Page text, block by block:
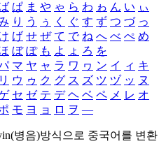
ぱ ま や ゃ ら わ ゎ ん い ぃ
り う ぅ く ぐ す ず つ づ っ
げ せ ぜ て で ね へ べ ぺ め
ぼ ぽ も よ ょ ろ を
マ ヤ ャ ラ ワ ヮ ン イ ィ キ
リ ウ ゥ ク グ ス ズ ツ ヅ ッ ヌ
セ ゼ テ デ ヘ ベ ペ メ レ オ
モ ヨ ョ ロ ヲ ―
병음)방식으로 중국어를 변환